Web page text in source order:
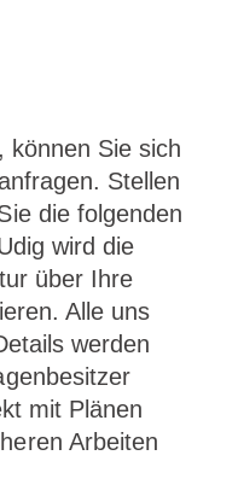
können Sie sich
Stellen
die folgenden
wird die
über Ihre
Alle uns
werden
mit Plänen
Arbeiten